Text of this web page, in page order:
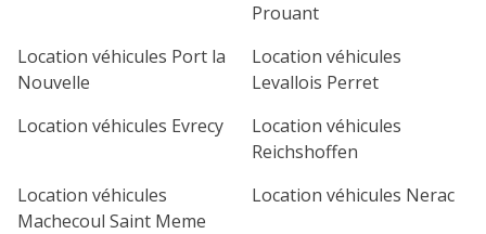
Prouant
Location véhicules Port la
Nouvelle
Location véhicules
Levallois Perret
Location véhicules Evrecy
Location véhicules
Reichshoffen
Location véhicules
Machecoul Saint Meme
Location véhicules Nerac